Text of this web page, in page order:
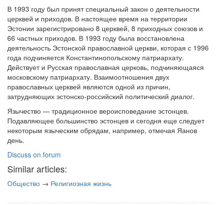
В 1993 году был принят специальный закон о деятельности
церквей и приходов. В настоящее время на территории
Эстонии зарегистрировано 8 церквей, 8 приходных союзов и
66 частных приходов. В 1993 году была восстановлена
деятельность Эстонской православной церкви, которая с 1996
года подчиняется Константинопольскому патриархату.
Действует и Русская православная церковь, подчиняющаяся
московскому патриархату. Взаимоотношения двух
православных церквей являются одной из причин,
затрудняющих эстонско-российский политический диалог.
Язычество — традиционное вероисповедание эстонцев.
Подавляющее большинство эстонцев и сегодня еще следует
некоторым языческим обрядам, например, отмечая Яанов
день.
Discuss on forum
Similar articles:
Общество → Религиозная жизнь